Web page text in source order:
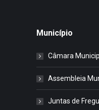
Município
Câmara
Assembleia
Juntas de